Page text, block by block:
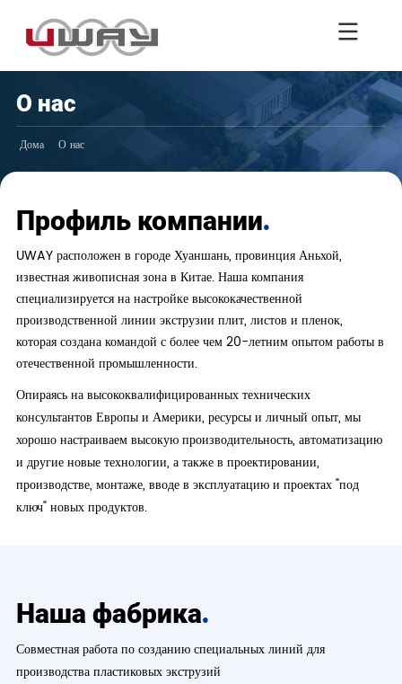
О нас
Дома О нас
Профиль компании.
UWAY расположен в городе Хуаншань, провинция Аньхой,
известная живописная зона в Китае. Наша компания
специализируется на настройке высококачественной
производственной линии экструзии плит, листов и пленок,
которая создана командой с более чем 20-летним опытом работы в
отечественной промышленности.
Опираясь на высококвалифицированных технических
консультантов Европы и Америки, ресурсы и личный опыт, мы
хорошо настраиваем высокую производительность, автоматизацию
и другие новые технологии, а также в проектировании,
производстве, монтаже, вводе в эксплуатацию и проектах "под
ключ" новых продуктов.
Наша фабрика.
Совместная работа по созданию специальных линий для
производства пластиковых экструзий